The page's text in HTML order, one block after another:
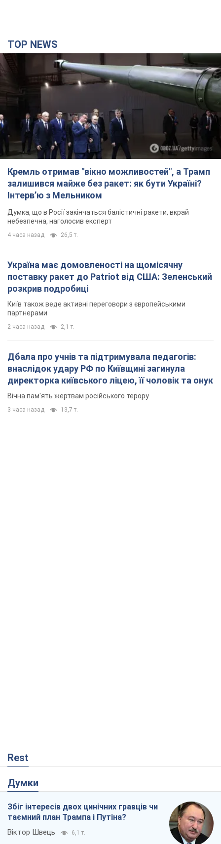
TOP NEWS
Кремль отримав "вікно можливостей", а Трамп
залишився майже без ракет: як бути Україні?
Інтерв’ю з Мельником
Думка, що в Росії закінчаться балістичні ракети, вкрай
небезпечна, наголосив експерт
4 часа назад 26,5 т.
Україна має домовленості на щомісячну
поставку ракет до Patriot від США: Зеленський
розкрив подробиці
Київ також веде активні переговори з європейськими
партнерами
2 часа назад 2,1 т.
Дбала про учнів та підтримувала педагогів:
внаслідок удару РФ по Київщині загинула
директорка київського ліцею, її чоловік та онук
Вічна пам'ять жертвам російського терору
3 часа назад 13,7 т.
Rest
Думки
Збіг інтересів двох цинічних гравців чи
таємний план Трампа і Путіна?
Віктор Швець 6,1 т.